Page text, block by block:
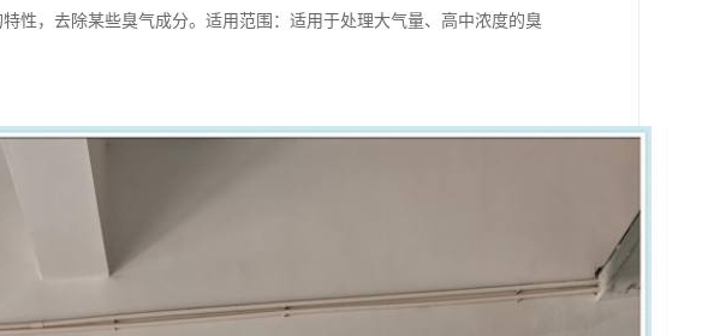
性，去除某些臭气成分。适用范围：适用于处理大气量、高中浓度的臭